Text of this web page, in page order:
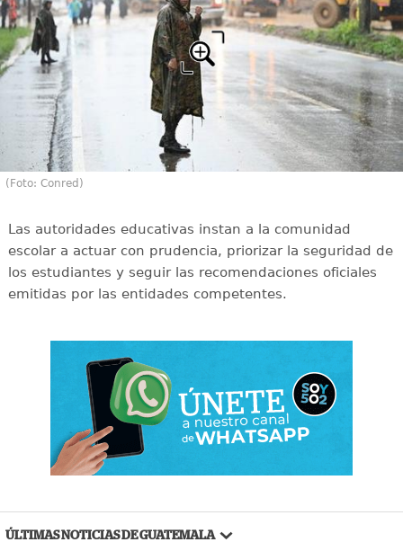
(Foto: Conred)
Las autoridades educativas instan a la comunidad
escolar a actuar con prudencia, priorizar la seguridad de
los estudiantes y seguir las recomendaciones oficiales
emitidas por las entidades competentes.
ÚLTIMAS NOTICIAS DE GUATEMALA